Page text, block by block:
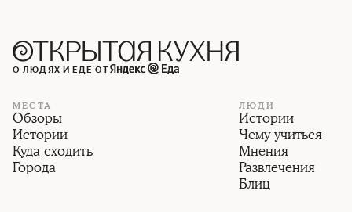
О ЛЮДЯХ И ЕДЕ ОТ
МЕСТА
Обзоры
Истории
Куда сходить
Города
ЛЮДИ
Истории
Чему учиться
Мнения
Развлечения
Блиц